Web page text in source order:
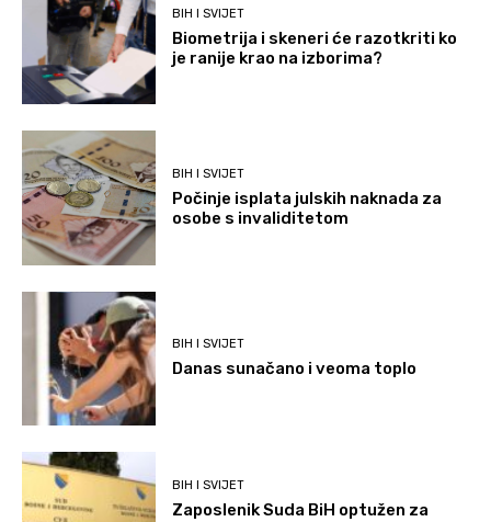
BIH I SVIJET
Biometrija i skeneri će razotkriti ko
je ranije krao na izborima?
BIH I SVIJET
Počinje isplata julskih naknada za
osobe s invaliditetom
BIH I SVIJET
Danas sunačano i veoma toplo
BIH I SVIJET
Zaposlenik Suda BiH optužen za